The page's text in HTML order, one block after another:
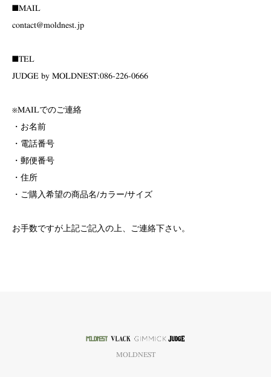
■MAIL
contact@moldnest.jp
■TEL
JUDGE by MOLDNEST:086-226-0666
※MAILでのご連絡
・お名前
・電話番号
・郵便番号
・住所
・ご購入希望の商品名/カラー/サイズ
お手数ですが上記ご記入の上、ご連絡下さい。
MOLDNEST